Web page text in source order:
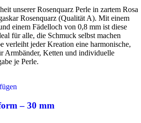
unserer Rosenquarz Perle in zartem Rosa
Rosenquarz (Qualität A). Mit einem
einem Fädelloch von 0,8 mm ist diese
für alle, die Schmuck selbst machen
verleiht jeder Kreation eine harmonische,
Armbänder, Ketten und individuelle
je Perle.
– 30 mm